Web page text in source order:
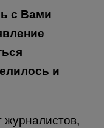
с Вами
и
журналистов,